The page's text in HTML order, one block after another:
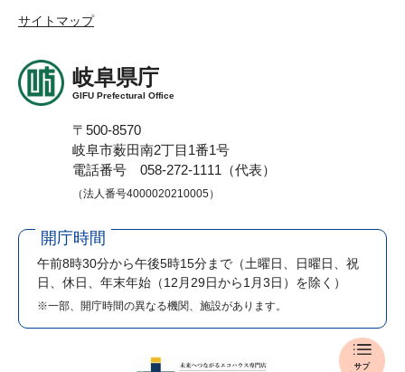
報
サイトマップ
岐阜県庁
GIFU Prefectural Office
〒500-8570
岐阜市薮田南2丁目1番1号
電話番号 058-272-1111（代表）
（法人番号4000020210005）
開庁時間
午前8時30分から午後5時15分まで （土曜日、日曜日、祝
日、休日、年末年始（12月29日から1月3日）を除く）
※一部、開庁時間の異なる機関、施設があります。